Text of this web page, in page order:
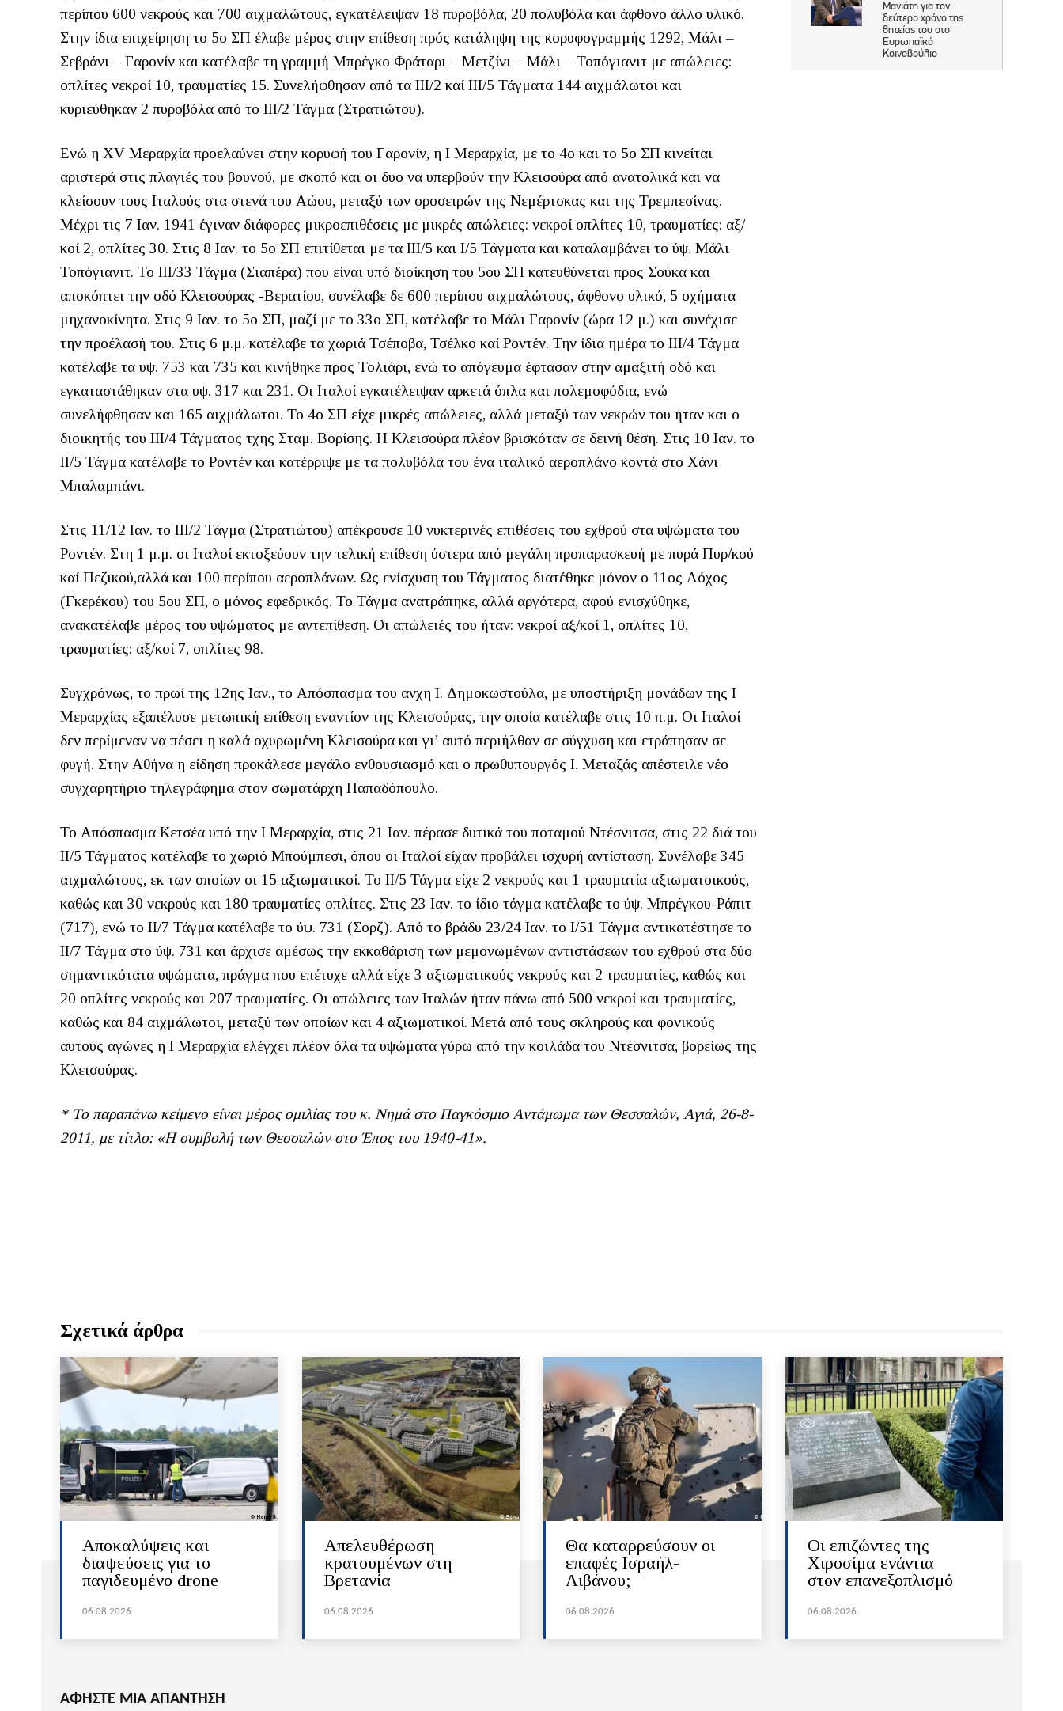
περίπου 600 νεκρούς και 700 αιχμαλώτους, εγκατέλειψαν 18 πυροβόλα, 20 πολυβόλα και άφθονο άλλο υλικό.
Στην ίδια επιχείρηση το 5ο ΣΠ έλαβε μέρος στην επίθεση πρός κατάληψη της κορυφογραμμής 1292, Μάλι –
Σεβράνι – Γαρονίν και κατέλαβε τη γραμμή Μπρέγκο Φράταρι – Μετζίνι – Μάλι – Τοπόγιανιτ με απώλειες:
οπλίτες νεκροί 10, τραυματίες 15. Συνελήφθησαν από τα ΙΙΙ/2 καί ΙΙΙ/5 Τάγματα 144 αιχμάλωτοι και
κυριεύθηκαν 2 πυροβόλα από το ΙΙΙ/2 Τάγμα (Στρατιώτου).
Ενώ η XV Μεραρχία προελαύνει στην κορυφή του Γαρονίν, η Ι Μεραρχία, με το 4ο και το 5ο ΣΠ κινείται
αριστερά στις πλαγιές του βουνού, με σκοπό και οι δυο να υπερβούν την Κλεισούρα από ανατολικά και να
κλείσουν τους Ιταλούς στα στενά του Αώου, μεταξύ των οροσειρών της Νεμέρτσκας και της Τρεμπεσίνας.
Μέχρι τις 7 Ιαν. 1941 έγιναν διάφορες μικροεπιθέσεις με μικρές απώλειες: νεκροί οπλίτες 10, τραυματίες: αξ/
κοί 2, οπλίτες 30. Στις 8 Ιαν. το 5ο ΣΠ επιτίθεται με τα ΙΙΙ/5 και Ι/5 Τάγματα και καταλαμβάνει το ύψ. Μάλι
Τοπόγιανιτ. Το ΙΙΙ/33 Τάγμα (Σιαπέρα) που είναι υπό διοίκηση του 5ου ΣΠ κατευθύνεται προς Σούκα και
αποκόπτει την οδό Κλεισούρας -Βερατίου, συνέλαβε δε 600 περίπου αιχμαλώτους, άφθονο υλικό, 5 οχήματα
μηχανοκίνητα. Στις 9 Ιαν. το 5ο ΣΠ, μαζί με το 33ο ΣΠ, κατέλαβε το Μάλι Γαρονίν (ώρα 12 μ.) και συνέχισε
την προέλασή του. Στις 6 μ.μ. κατέλαβε τα χωριά Τσέποβα, Τσέλκο καί Ροντέν. Την ίδια ημέρα το ΙΙΙ/4 Τάγμα
κατέλαβε τα υψ. 753 και 735 και κινήθηκε προς Τολιάρι, ενώ το απόγευμα έφτασαν στην αμαξιτή οδό και
εγκαταστάθηκαν στα υψ. 317 και 231. Οι Ιταλοί εγκατέλειψαν αρκετά όπλα και πολεμοφόδια, ενώ
συνελήφθησαν και 165 αιχμάλωτοι. Το 4ο ΣΠ είχε μικρές απώλειες, αλλά μεταξύ των νεκρών του ήταν και ο
διοικητής του ΙΙΙ/4 Τάγματος τχης Σταμ. Βορίσης. Η Κλεισούρα πλέον βρισκόταν σε δεινή θέση. Στις 10 Ιαν. το
ΙΙ/5 Τάγμα κατέλαβε το Ροντέν και κατέρριψε με τα πολυβόλα του ένα ιταλικό αεροπλάνο κοντά στο Χάνι
Μπαλαμπάνι.
Στις 11/12 Ιαν. το ΙΙΙ/2 Τάγμα (Στρατιώτου) απέκρουσε 10 νυκτερινές επιθέσεις του εχθρού στα υψώματα του
Ροντέν. Στη 1 μ.μ. οι Ιταλοί εκτοξεύουν την τελική επίθεση ύστερα από μεγάλη προπαρασκευή με πυρά Πυρ/κού
καί Πεζικού,αλλά και 100 περίπου αεροπλάνων. Ως ενίσχυση του Τάγματος διατέθηκε μόνον ο 11ος Λόχος
(Γκερέκου) του 5ου ΣΠ, ο μόνος εφεδρικός. Το Τάγμα ανατράπηκε, αλλά αργότερα, αφού ενισχύθηκε,
ανακατέλαβε μέρος του υψώματος με αντεπίθεση. Οι απώλειές του ήταν: νεκροί αξ/κοί 1, οπλίτες 10,
τραυματίες: αξ/κοί 7, οπλίτες 98.
Συγχρόνως, το πρωί της 12ης Ιαν., το Απόσπασμα του ανχη Ι. Δημοκωστούλα, με υποστήριξη μονάδων της Ι
Μεραρχίας εξαπέλυσε μετωπική επίθεση εναντίον της Κλεισούρας, την οποία κατέλαβε στις 10 π.μ. Οι Ιταλοί
δεν περίμεναν να πέσει η καλά οχυρωμένη Κλεισούρα και γι’ αυτό περιήλθαν σε σύγχυση και ετράπησαν σε
φυγή. Στην Αθήνα η είδηση προκάλεσε μεγάλο ενθουσιασμό και ο πρωθυπουργός Ι. Μεταξάς απέστειλε νέο
συγχαρητήριο τηλεγράφημα στον σωματάρχη Παπαδόπουλο.
Το Απόσπασμα Κετσέα υπό την Ι Μεραρχία, στις 21 Ιαν. πέρασε δυτικά του ποταμού Ντέσνιτσα, στις 22 διά του
ΙΙ/5 Τάγματος κατέλαβε το χωριό Μπούμπεσι, όπου οι Ιταλοί είχαν προβάλει ισχυρή αντίσταση. Συνέλαβε 345
αιχμαλώτους, εκ των οποίων οι 15 αξιωματικοί. Το ΙΙ/5 Τάγμα είχε 2 νεκρούς και 1 τραυματία αξιωματοικούς,
καθώς και 30 νεκρούς και 180 τραυματίες οπλίτες. Στις 23 Ιαν. το ίδιο τάγμα κατέλαβε το ύψ. Μπρέγκου-Ράπιτ
(717), ενώ το ΙΙ/7 Τάγμα κατέλαβε το ύψ. 731 (Σορζ). Από το βράδυ 23/24 Ιαν. το Ι/51 Τάγμα αντικατέστησε το
ΙΙ/7 Τάγμα στο ύψ. 731 και άρχισε αμέσως την εκκαθάριση των μεμονωμένων αντιστάσεων του εχθρού στα δύο
σημαντικότατα υψώματα, πράγμα που επέτυχε αλλά είχε 3 αξιωματικούς νεκρούς και 2 τραυματίες, καθώς και
20 οπλίτες νεκρούς και 207 τραυματίες. Οι απώλειες των Ιταλών ήταν πάνω από 500 νεκροί και τραυματίες,
καθώς και 84 αιχμάλωτοι, μεταξύ των οποίων και 4 αξιωματικοί. Μετά από τους σκληρούς και φονικούς
αυτούς αγώνες η Ι Μεραρχία ελέγχει πλέον όλα τα υψώματα γύρω από την κοιλάδα του Ντέσνιτσα, βορείως της
Κλεισούρας.
* Το παραπάνω κείμενο είναι μέρος ομιλίας του κ. Νημά στο Παγκόσμιο Αντάμωμα των Θεσσαλών, Αγιά, 26-8-
2011, με τίτλο: «Η συμβολή των Θεσσαλών στο Έπος του 1940-41».
Σχετικά άρθρα
Αποκαλύψεις και
διαψεύσεις για το
παγιδευμένο drone
06.08.2026
Απελευθέρωση
κρατουμένων στη
Βρετανία
06.08.2026
Θα καταρρεύσουν οι
επαφές Ισραήλ-
Λιβάνου;
06.08.2026
Οι επιζώντες της
Χιροσίμα ενάντια
στον επανεξοπλισμό
06.08.2026
ΑΦΗΣΤΕ ΜΙΑ ΑΠΑΝΤΗΣΗ